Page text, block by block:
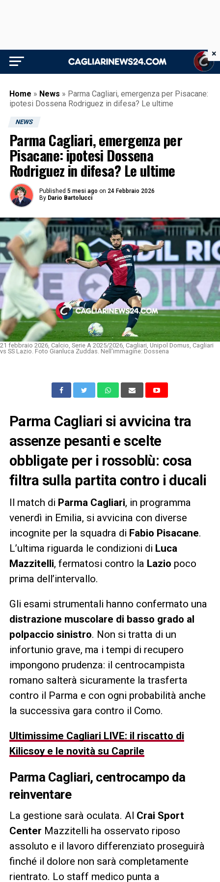
Home » News » Parma Cagliari, emergenza per Pisacane:
ipotesi Dossena Rodriguez in difesa? Le ultime
NEWS
Parma Cagliari, emergenza per
Pisacane: ipotesi Dossena
Rodriguez in difesa? Le ultime
Published 5 mesi ago on 24 Febbraio 2026
By Dario Bartolucci
21 febbraio 2026, Calcio, Serie A 2025/2026, Cagliari, Unipol Domus, Cagliari
vs SS Lazio. Foto Gianluca Zuddas. Nell'immagine: Dossena
Parma Cagliari si avvicina tra
assenze pesanti e scelte
obbligate per i rossoblù: cosa
filtra sulla partita contro i ducali
Il match di Parma Cagliari, in programma
venerdì in Emilia, si avvicina con diverse
incognite per la squadra di Fabio Pisacane.
L’ultima riguarda le condizioni di Luca
Mazzitelli, fermatosi contro la Lazio poco
prima dell’intervallo.
Gli esami strumentali hanno confermato una
distrazione muscolare di basso grado al
polpaccio sinistro. Non si tratta di un
infortunio grave, ma i tempi di recupero
impongono prudenza: il centrocampista
romano salterà sicuramente la trasferta
contro il Parma e con ogni probabilità anche
la successiva gara contro il Como.
Ultimissime Cagliari LIVE: il riscatto di
Kilicsoy e le novità su Caprile
Parma Cagliari, centrocampo da
reinventare
La gestione sarà oculata. Al Crai Sport
Center Mazzitelli ha osservato riposo
assoluto e il lavoro differenziato proseguirà
finché il dolore non sarà completamente
rientrato. Lo staff medico punta a
×